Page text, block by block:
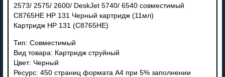
2573/ 2575/ 2600/ DeskJet 5740/ 6540 совместимый
C8765HE HP 131 Черный картридж (11мл)
Картридж HP 131 (C8765HE)
Тип: Совместимый
Вид товара: Картридж струйный
Цвет: Черный
Ресурс: 450 страниц формата А4 при 5% заполнении